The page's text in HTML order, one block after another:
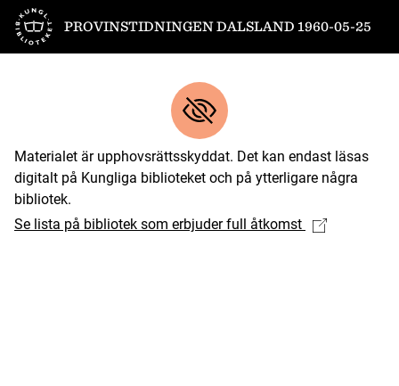
Till startsidan
PROVINSTIDNINGEN DALSLAND 1960-05-25
Materialet är upphovsrättsskyddat. Det kan endast läsas
digitalt på Kungliga biblioteket och på ytterligare några
bibliotek.
Se lista på bibliotek som erbjuder full åtkomst